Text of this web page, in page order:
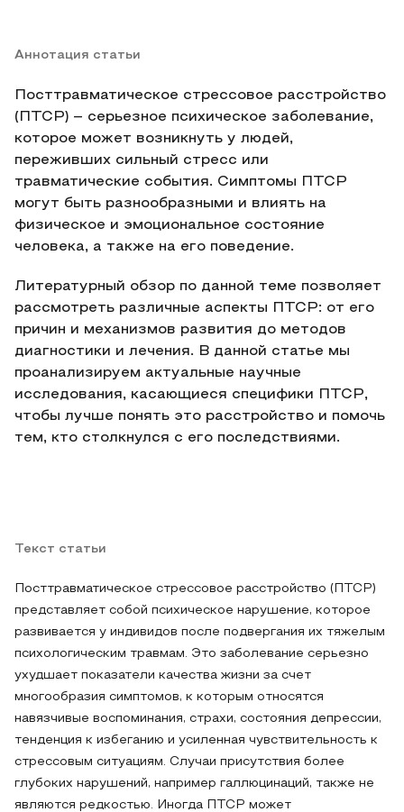
Аннотация статьи
Посттравматическое стрессовое расстройство
(ПТСР) – серьезное психическое заболевание,
которое может возникнуть у людей,
переживших сильный стресс или
травматические события. Симптомы ПТСР
могут быть разнообразными и влиять на
физическое и эмоциональное состояние
человека, а также на его поведение.
Литературный обзор по данной теме позволяет
рассмотреть различные аспекты ПТСР: от его
причин и механизмов развития до методов
диагностики и лечения. В данной статье мы
проанализируем актуальные научные
исследования, касающиеся специфики ПТСР,
чтобы лучше понять это расстройство и помочь
тем, кто столкнулся с его последствиями.
Текст статьи
Посттравматическое стрессовое расстройство (ПТСР)
представляет собой психическое нарушение, которое
развивается у индивидов после подвергания их тяжелым
психологическим травмам. Это заболевание серьезно
ухудшает показатели качества жизни за счет
многообразия симптомов, к которым относятся
навязчивые воспоминания, страхи, состояния депрессии,
тенденция к избеганию и усиленная чувствительность к
стрессовым ситуациям. Случаи присутствия более
глубоких нарушений, например галлюцинаций, также не
являются редкостью. Иногда ПТСР может